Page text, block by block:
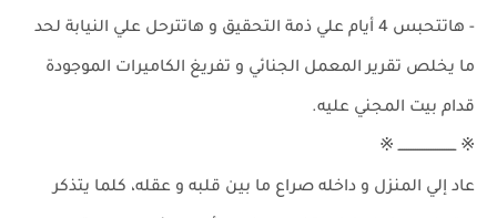
- هاتتحبس 4 أيام علي ذمة التحقيق و هاتترحل علي النيابة لحد
ما يخلص تقرير المعمل الجنائي و تفريغ الكاميرات الموجودة
قدام بيت المجني عليه.
※ ــــــــــــــــــــــــــ ※
عاد إلي المنزل و داخله صراع ما بين قلبه و عقله، كلما يتذكر